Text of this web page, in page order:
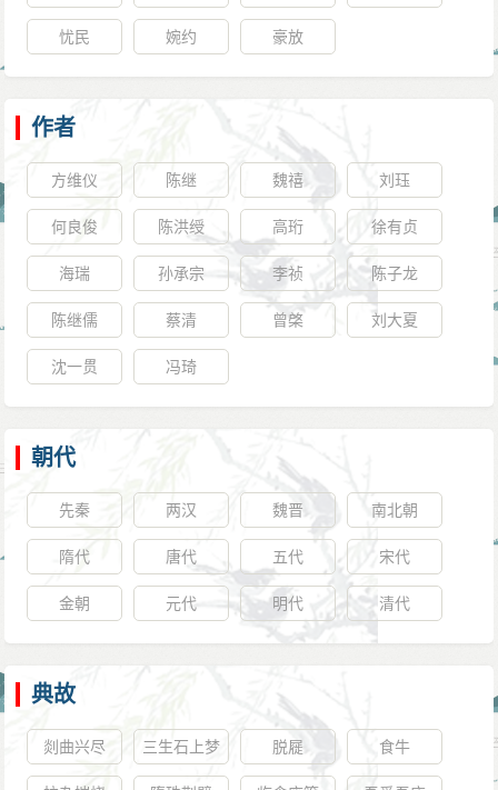
忧民 婉约 豪放
作者
方维仪 陈继 魏禧 刘珏
何良俊 陈洪绶 高珩 徐有贞
海瑞 孙承宗 李祯 陈子龙
陈继儒 蔡清 曾棨 刘大夏
沈一贯 冯琦
朝代
先秦 两汉 魏晋 南北朝
隋代 唐代 五代 宋代
金朝 元代 明代 清代
典故
剡曲兴尽 三生石上梦 脱屣 食牛